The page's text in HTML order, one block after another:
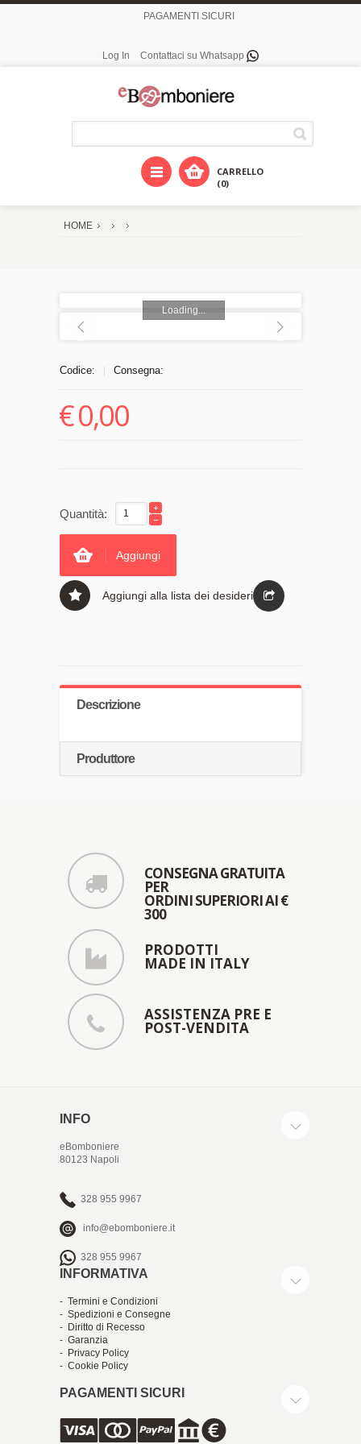
PAGAMENTI SICURI
Log In Contattaci su Whatsapp
CARRELLO
(0)
HOME
Loading...
Codice: Consegna:
€0,00
Quantità:
Aggiungi
Aggiungi alla lista dei desideri
Descrizione
Produttore
CONSEGNA GRATUITA
PER
ORDINI SUPERIORI AI €
300
PRODOTTI
MADE IN ITALY
ASSISTENZA PRE E
POST-VENDITA
INFO
eBomboniere
80123 Napoli
328 955 9967
info@ebomboniere.it
328 955 9967
INFORMATIVA
- Termini e Condizioni
- Spedizioni e Consegne
- Diritto di Recesso
- Garanzia
- Privacy Policy
- Cookie Policy
PAGAMENTI SICURI